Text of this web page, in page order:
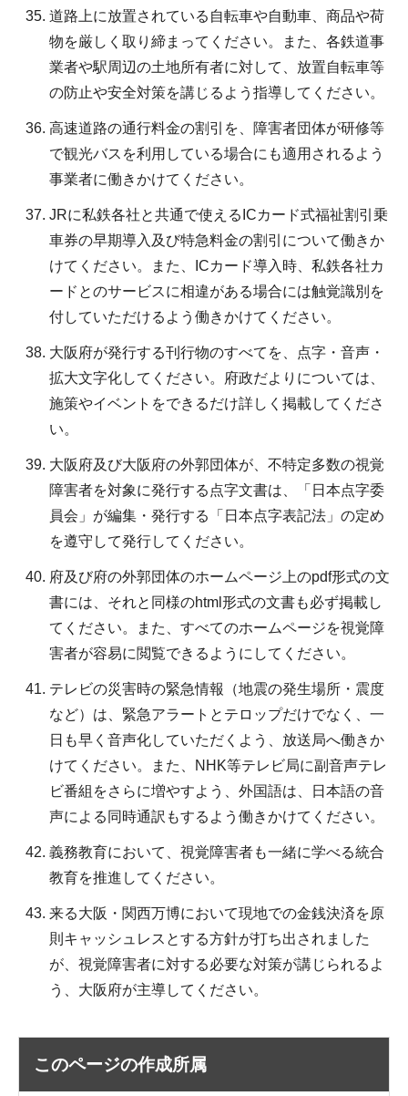
道路上に放置されている自転車や自動車、商品や荷
物を厳しく取り締まってください。また、各鉄道事
業者や駅周辺の土地所有者に対して、放置自転車等
の防止や安全対策を講じるよう指導してください。
高速道路の通行料金の割引を、障害者団体が研修等
で観光バスを利用している場合にも適用されるよう
事業者に働きかけてください。
JRに私鉄各社と共通で使えるICカード式福祉割引乗
車券の早期導入及び特急料金の割引について働きか
けてください。また、ICカード導入時、私鉄各社カ
ードとのサービスに相違がある場合には触覚識別を
付していただけるよう働きかけてください。
大阪府が発行する刊行物のすべてを、点字・音声・
拡大文字化してください。府政だよりについては、
施策やイベントをできるだけ詳しく掲載してくださ
い。
大阪府及び大阪府の外郭団体が、不特定多数の視覚
障害者を対象に発行する点字文書は、「日本点字委
員会」が編集・発行する「日本点字表記法」の定め
を遵守して発行してください。
府及び府の外郭団体のホームページ上のpdf形式の文
書には、それと同様のhtml形式の文書も必ず掲載し
てください。また、すべてのホームページを視覚障
害者が容易に閲覧できるようにしてください。
テレビの災害時の緊急情報（地震の発生場所・震度
など）は、緊急アラートとテロップだけでなく、一
日も早く音声化していただくよう、放送局へ働きか
けてください。また、NHK等テレビ局に副音声テレ
ビ番組をさらに増やすよう、外国語は、日本語の音
声による同時通訳もするよう働きかけてください。
義務教育において、視覚障害者も一緒に学べる統合
教育を推進してください。
来る大阪・関西万博において現地での金銭決済を原
則キャッシュレスとする方針が打ち出されました
が、視覚障害者に対する必要な対策が講じられるよ
う、大阪府が主導してください。
このページの作成所属